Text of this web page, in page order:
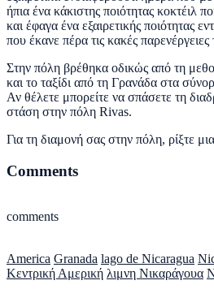
ήπια ένα κάκιστης ποιότητας κοκτέιλ
και έφαγα ένα εξαιρετικής ποιότητας
που έκανε πέρα τις κακές
Στην πόλη βρέθηκα οδικώς από τη
και το ταξίδι από τη Γρανάδα στα
Αν θέλετε μπορείτε να σπάσετε τη
στάση στην πόλη Rivas.
Για τη διαμονή σας στην πόλη, ρίξτε
Comments
comments
America Granada lago de Nicaragua
Κεντρική Αμερική λιμνη Νικαράγουα